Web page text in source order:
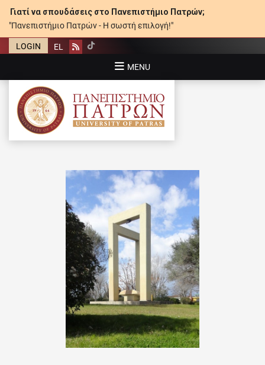
Γιατί να σπουδάσεις στο Πανεπιστήμιο Πατρών;
"Πανεπιστήμιο Πατρών - Η σωστή επιλογή!"
LOGIN EL Rss
MENU
ΠΑΝΕΠΙΣΤΉΜΙΟ ΠΑΤΡΏΝ